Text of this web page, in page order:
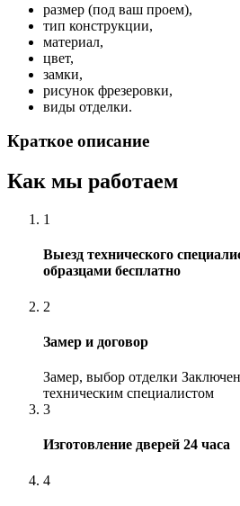
размер (под ваш проем),
тип конструкции,
материал,
цвет,
замки,
рисунок фрезеровки,
виды отделки.
Краткое описание
Как мы работаем
1
Выезд технического
образцами бесплатно
2
Замер и договор
Замер, выбор отделки
техническим специалистом
3
Изготовление дверей 24 часа
4